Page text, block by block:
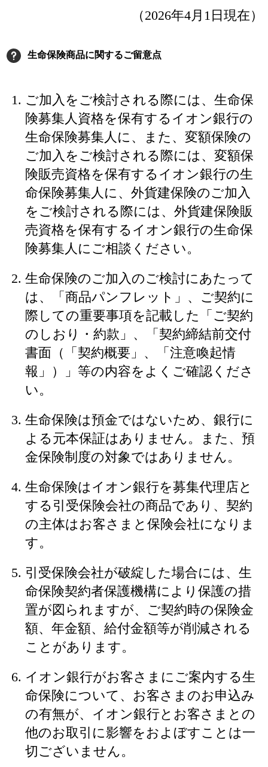
（2026年4月1日現在）
生命保険商品に関するご留意点
ご加入をご検討される際には、生命保
険募集人資格を保有するイオン銀行の
生命保険募集人に、また、変額保険の
ご加入をご検討される際には、変額保
険販売資格を保有するイオン銀行の生
命保険募集人に、外貨建保険のご加入
をご検討される際には、外貨建保険販
売資格を保有するイオン銀行の生命保
険募集人にご相談ください。
生命保険のご加入のご検討にあたって
は、「商品パンフレット」、ご契約に
際しての重要事項を記載した「ご契約
のしおり・約款」、「契約締結前交付
書面（「契約概要」、「注意喚起情
報」）」等の内容をよくご確認くださ
い。
生命保険は預金ではないため、銀行に
よる元本保証はありません。また、預
金保険制度の対象ではありません。
生命保険はイオン銀行を募集代理店と
する引受保険会社の商品であり、契約
の主体はお客さまと保険会社になりま
す。
引受保険会社が破綻した場合には、生
命保険契約者保護機構により保護の措
置が図られますが、ご契約時の保険金
額、年金額、給付金額等が削減される
ことがあります。
イオン銀行がお客さまにご案内する生
命保険について、お客さまのお申込み
の有無が、イオン銀行とお客さまとの
他のお取引に影響をおよぼすことは一
切ございません。